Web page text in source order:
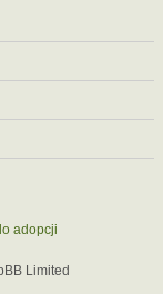
adopcji
Limited